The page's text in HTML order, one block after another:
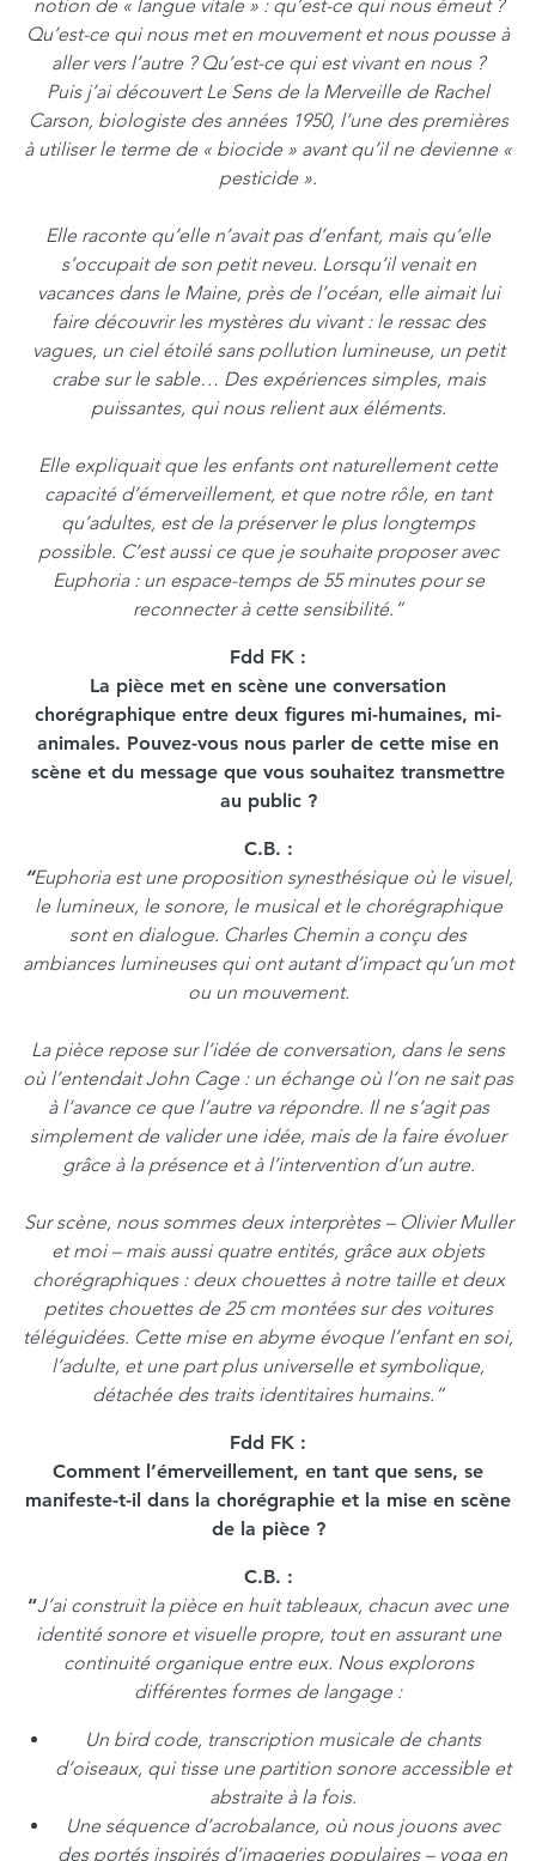
notion de « langue vitale » : qu’est-ce qui nous émeut ?
Qu’est-ce qui nous met en mouvement et nous pousse à
aller vers l’autre ? Qu’est-ce qui est vivant en nous ?
Puis j’ai découvert Le Sens de la Merveille de Rachel
Carson, biologiste des années 1950, l’une des premières
à utiliser le terme de « biocide » avant qu’il ne devienne «
pesticide ».
Elle raconte qu’elle n’avait pas d’enfant, mais qu’elle
s’occupait de son petit neveu. Lorsqu’il venait en
vacances dans le Maine, près de l’océan, elle aimait lui
faire découvrir les mystères du vivant : le ressac des
vagues, un ciel étoilé sans pollution lumineuse, un petit
crabe sur le sable… Des expériences simples, mais
puissantes, qui nous relient aux éléments.
Elle expliquait que les enfants ont naturellement cette
capacité d’émerveillement, et que notre rôle, en tant
qu’adultes, est de la préserver le plus longtemps
possible. C’est aussi ce que je souhaite proposer avec
Euphoria : un espace-temps de 55 minutes pour se
reconnecter à cette sensibilité.”
Fdd FK :
La pièce met en scène une conversation
chorégraphique entre deux figures mi-humaines, mi-
animales. Pouvez-vous nous parler de cette mise en
scène et du message que vous souhaitez transmettre
au public ?
C.B. :
“Euphoria est une proposition synesthésique où le visuel,
le lumineux, le sonore, le musical et le chorégraphique
sont en dialogue. Charles Chemin a conçu des
ambiances lumineuses qui ont autant d’impact qu’un mot
ou un mouvement.
La pièce repose sur l’idée de conversation, dans le sens
où l’entendait John Cage : un échange où l’on ne sait pas
à l’avance ce que l’autre va répondre. Il ne s’agit pas
simplement de valider une idée, mais de la faire évoluer
grâce à la présence et à l’intervention d’un autre.
Sur scène, nous sommes deux interprètes – Olivier Muller
et moi – mais aussi quatre entités, grâce aux objets
chorégraphiques : deux chouettes à notre taille et deux
petites chouettes de 25 cm montées sur des voitures
téléguidées. Cette mise en abyme évoque l’enfant en soi,
l’adulte, et une part plus universelle et symbolique,
détachée des traits identitaires humains.”
Fdd FK :
Comment l’émerveillement, en tant que sens, se
manifeste-t-il dans la chorégraphie et la mise en scène
de la pièce ?
C.B. :
“J’ai construit la pièce en huit tableaux, chacun avec une
identité sonore et visuelle propre, tout en assurant une
continuité organique entre eux. Nous explorons
différentes formes de langage :
Un bird code, transcription musicale de chants
d’oiseaux, qui tisse une partition sonore accessible et
abstraite à la fois.
Une séquence d’acrobalance, où nous jouons avec
des portés inspirés d’imageries populaires – yoga en